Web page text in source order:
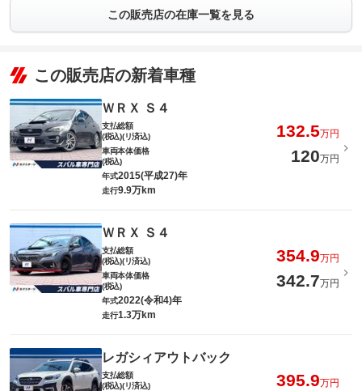
この販売店の在庫一覧を見る
この販売店の新着車種
ＷＲＸ Ｓ４
支払総額
(税込)(リ済込)
132.5万円
車両本体価格
(税込)
120万円
年式2015(平成27)年
走行9.9万km
ＷＲＸ Ｓ４
支払総額
(税込)(リ済込)
354.9万円
車両本体価格
(税込)
342.7万円
年式2022(令和4)年
走行1.3万km
レガシィアウトバック
支払総額
(税込)(リ済込)
395.9万円